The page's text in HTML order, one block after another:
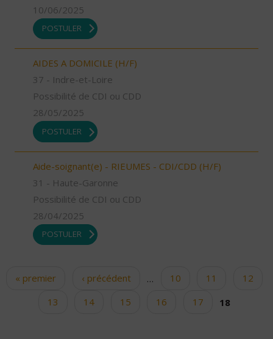
10/06/2025
POSTULER
AIDES A DOMICILE (H/F)
37 - Indre-et-Loire
Possibilité de CDI ou CDD
28/05/2025
POSTULER
Aide-soignant(e) - RIEUMES - CDI/CDD (H/F)
31 - Haute-Garonne
Possibilité de CDI ou CDD
28/04/2025
POSTULER
Pages
« premier ‹ précédent … 10 11
12
13
14 15 16 17 18